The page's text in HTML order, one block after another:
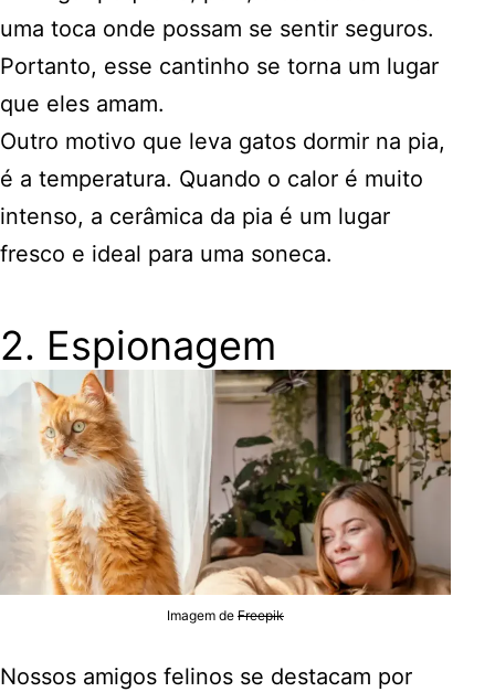
uma toca onde possam se sentir seguros.
Portanto, esse cantinho se torna um lugar
que eles amam.
Outro motivo que leva gatos dormir na pia,
é a temperatura. Quando o calor é muito
intenso, a cerâmica da pia é um lugar
fresco e ideal para uma soneca.
2. Espionagem
Imagem de Freepik
Nossos amigos felinos se destacam por